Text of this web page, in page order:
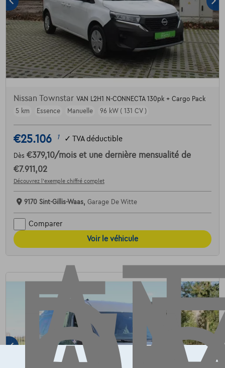
Nissan Townstar VAN L2H1 N-CONNECTA 130pk + Cargo Pack
5 km
Essence Manuelle 96 kW ( 131 CV )
€25.106 1 ✓ TVA déductible
Dès €379,10/mois et une dernière mensualité de
€7.911,02
Découvrez l’exemple chiffré complet
9170 Sint-Gillis-Waas, Garage De Witte
Comparer
Voir le véhicule